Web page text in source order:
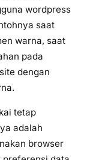
wordpress
saat
warna, saat
pada
dengan
tetap
adalah
browser